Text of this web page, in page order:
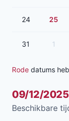
24 25
31 1
Rode datums
09/12/2025
Beschikbare